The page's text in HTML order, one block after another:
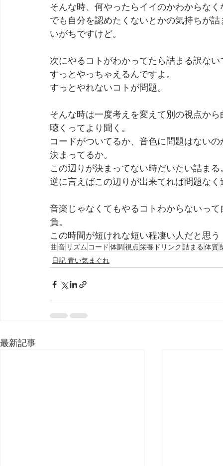
そんな時、何やったらイイのかわからな
でも自分を認めたくないとかの気持ちが
いがちですけど。
次にやるコトがわかってたら詰まる訳な
すっとやっちゃえるんですよ。
すっとやれないコトが問題。
そんな時は一度考えを変えて別の視点か
聴くってより聞く。
コードがついてるか、音色に問題はない
決まってるか。
この辺りが決まってない時だいたい詰まる
逆に言えばこの辺りが出来てれば問題な
音楽じゃなくてもやるコトわからないっ
負。
この時間が短けれな短い程凄い人だと思う
曲 音 リズム コード 体調視点栄養ドリンク 詰まる 体質
日記 青い気まぐれ
最新記事